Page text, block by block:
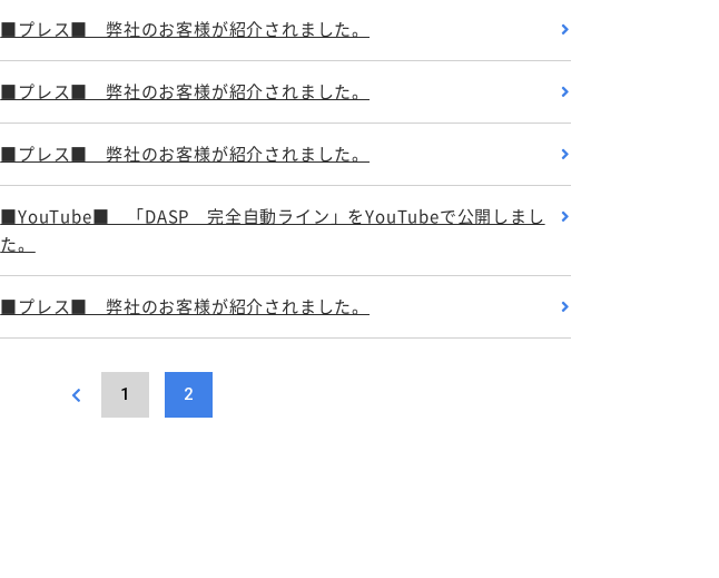
■プレス■ 弊社のお客様が紹介されました。
■プレス■ 弊社のお客様が紹介されました。
■プレス■ 弊社のお客様が紹介されました。
■YouTube■ 「DASP 完全自動ライン」をYouTubeで公開しまし
た。
■プレス■ 弊社のお客様が紹介されました。
1 2